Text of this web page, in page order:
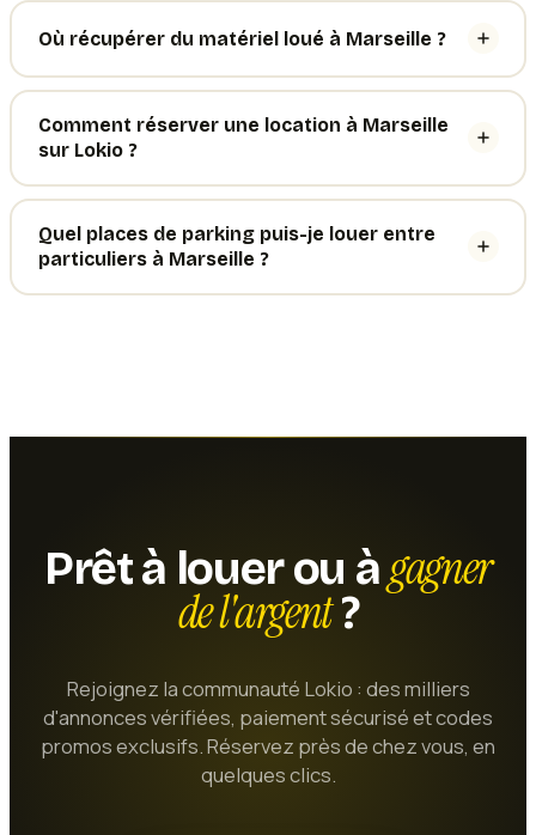
Où récupérer du matériel loué à Marseille ?
Comment réserver une location à Marseille
sur Lokio ?
Quel places de parking puis-je louer entre
particuliers à Marseille ?
Prêt à louer ou àgagner
de l'argent?
Rejoignez la communauté Lokio : des milliers
d'annonces vérifiées, paiement sécurisé et codes
promos exclusifs. Réservez près de chez vous, en
quelques clics.